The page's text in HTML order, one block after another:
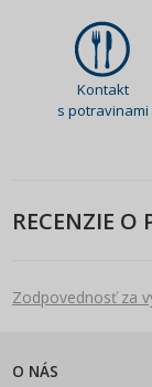
Kontakt
s potravinami
RECENZIE O
Zodpovednosť za
O NÁS